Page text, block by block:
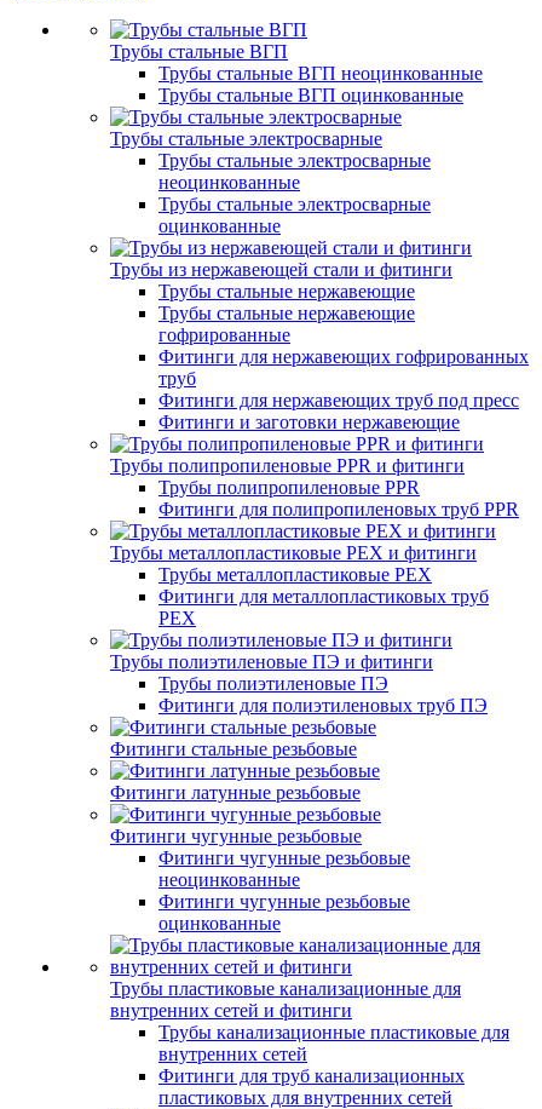
Трубы стальные ВГП
Трубы стальные ВГП неоцинкованные
Трубы стальные ВГП оцинкованные
Трубы стальные электросварные
Трубы стальные электросварные
неоцинкованные
Трубы стальные электросварные
оцинкованные
Трубы из нержавеющей стали и фитинги
Трубы стальные нержавеющие
Трубы стальные нержавеющие
гофрированные
Фитинги для нержавеющих гофрированных
труб
Фитинги для нержавеющих труб под пресс
Фитинги и заготовки нержавеющие
Трубы полипропиленовые PPR и фитинги
Трубы полипропиленовые PPR
Фитинги для полипропиленовых труб PPR
Трубы металлопластиковые PEX и фитинги
Трубы металлопластиковые PEX
Фитинги для металлопластиковых труб
PEX
Трубы полиэтиленовые ПЭ и фитинги
Трубы полиэтиленовые ПЭ
Фитинги для полиэтиленовых труб ПЭ
Фитинги стальные резьбовые
Фитинги латунные резьбовые
Фитинги чугунные резьбовые
Фитинги чугунные резьбовые
неоцинкованные
Фитинги чугунные резьбовые
оцинкованные
Трубы пластиковые канализационные для
внутренних сетей и фитинги
Трубы канализационные пластиковые для
внутренних сетей
Фитинги для труб канализационных
пластиковых для внутренних сетей